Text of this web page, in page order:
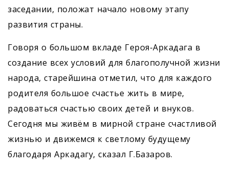
заседании, положат начало новому этапу
развития страны.
Говоря о большом вкладе ­Героя-Аркадага в
создание всех условий для благополучной жизни
народа, старейшина отметил, что для каждого
родителя большое счастье жить в мире,
радоваться счастью своих детей и внуков.
Сегодня мы живём в мирной стране счастливой
жизнью и движемся к светлому будущему
благодаря Аркадагу, сказал Г.Базаров.